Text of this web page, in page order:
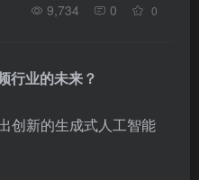
9,734 0 0
行业的未来？
创新的生成式人工智能